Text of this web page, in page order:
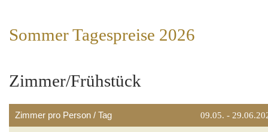
Sommer Tagespreise 2026
Zimmer/Frühstück
Zimmer pro Person / Tag 09.05. - 29.06.